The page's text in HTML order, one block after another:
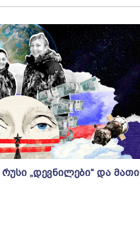
„დევნილები“ და მათი